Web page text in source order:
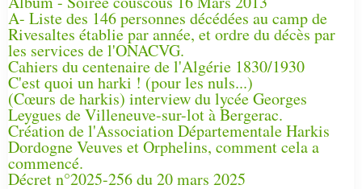
A- Liste des 146 personnes décédées au camp de
Rivesaltes établie par année, et ordre du décès par
les services de l'ONACVG.
Cahiers du centenaire de l'Algérie 1830/1930
C'est quoi un harki ! (pour les nuls...)
(Cœurs de harkis) interview du lycée Georges
Leygues de Villeneuve-sur-lot à Bergerac.
Création de l'Association Départementale Harkis
Dordogne Veuves et Orphelins, comment cela a
commencé.
Décret n°2025-256 du 20 mars 2025